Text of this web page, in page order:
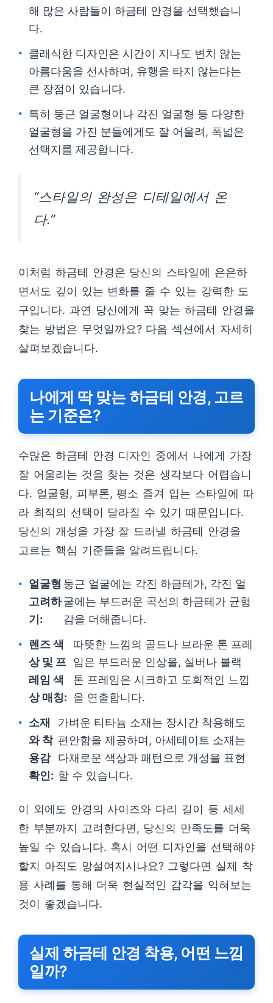
해 많은 사람들이 하금테 안경을 선택했습니
다.
클래식한 디자인은 시간이 지나도 변치 않는
아름다움을 선사하며, 유행을 타지 않는다는
큰 장점이 있습니다.
특히 둥근 얼굴형이나 각진 얼굴형 등 다양한
얼굴형을 가진 분들에게도 잘 어울려, 폭넓은
선택지를 제공합니다.
“스타일의 완성은 디테일에서 온
다.”
이처럼 하금테 안경은 당신의 스타일에 은은하
면서도 깊이 있는 변화를 줄 수 있는 강력한 도
구입니다. 과연 당신에게 꼭 맞는 하금테 안경을
찾는 방법은 무엇일까요? 다음 섹션에서 자세히
살펴보겠습니다.
나에게 딱 맞는 하금테 안경, 고르
는 기준은?
수많은 하금테 안경 디자인 중에서 나에게 가장
잘 어울리는 것을 찾는 것은 생각보다 어렵습니
다. 얼굴형, 피부톤, 평소 즐겨 입는 스타일에 따
라 최적의 선택이 달라질 수 있기 때문입니다.
당신의 개성을 가장 잘 드러낼 하금테 안경을
고르는 핵심 기준들을 알려드립니다.
얼굴형
고려하
기:
둥근 얼굴에는 각진 하금테가, 각진 얼
굴에는 부드러운 곡선의 하금테가 균형
감을 더해줍니다.
렌즈 색
상 및 프
레임 색
상 매칭:
따뜻한 느낌의 골드나 브라운 톤 프레
임은 부드러운 인상을, 실버나 블랙
톤 프레임은 시크하고 도회적인 느낌
을 연출합니다.
소재
와 착
용감
확인:
가벼운 티타늄 소재는 장시간 착용해도
편안함을 제공하며, 아세테이트 소재는
다채로운 색상과 패턴으로 개성을 표현
할 수 있습니다.
이 외에도 안경의 사이즈와 다리 길이 등 세세
한 부분까지 고려한다면, 당신의 만족도를 더욱
높일 수 있습니다. 혹시 어떤 디자인을 선택해야
할지 아직도 망설여지시나요? 그렇다면 실제 착
용 사례를 통해 더욱 현실적인 감각을 익혀보는
것이 좋겠습니다.
실제 하금테 안경 착용, 어떤 느낌
일까?